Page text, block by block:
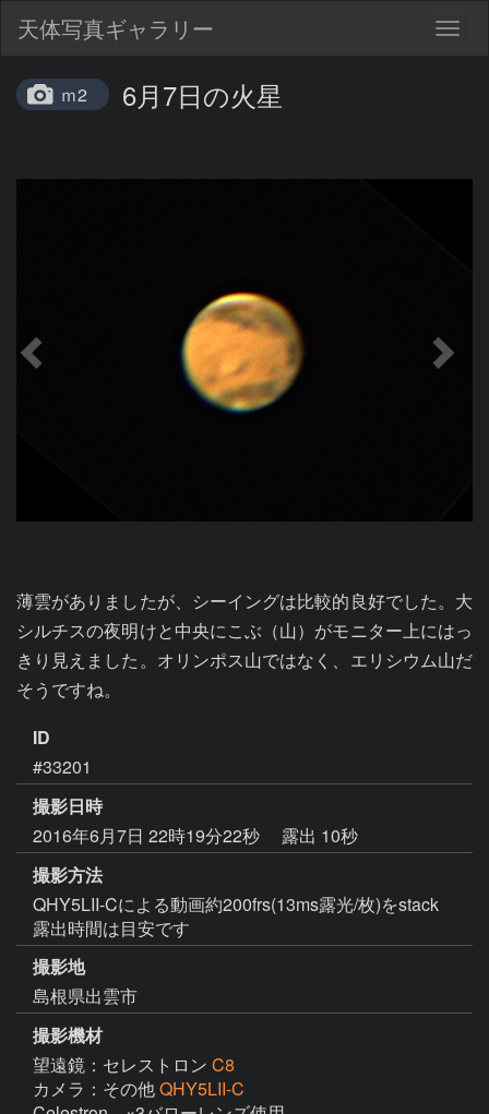
天体写真ギャラリー
ｍ2 6月7日の火星
薄雲がありましたが、シーイングは比較的良好でした。大
シルチスの夜明けと中央にこぶ（山）がモニター上にはっ
きり見えました。オリンポス山ではなく、エリシウム山だ
そうですね。
ID
#33201
撮影日時
2016年6月7日 22時19分22秒
露出 10秒
撮影方法
QHY5LII-Cによる動画約200frs(13ms露光/枚)をstack
露出時間は目安です
撮影地
島根県出雲市
撮影機材
望遠鏡：セレストロン C8
カメラ：その他QHY5LII-C